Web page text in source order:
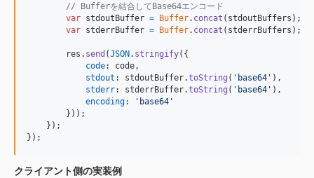
// Bufferを結合してBase64エンコード
var stdoutBuffer = Buffer. concat ( stdoutBuffers ) ;
var stderrBuffer = Buffer. concat ( stderrBuffers ) ;
res . send (JSON . stringify( {
code: code,
stdout : stdoutBuffer.toString ( 'base64' ) ,
stderr: stderrBuffer.toString ( 'base64' ) ,
encoding:
'base64'
} ) ) ;
} ) ;
} ) ;
クライアント側の実装例